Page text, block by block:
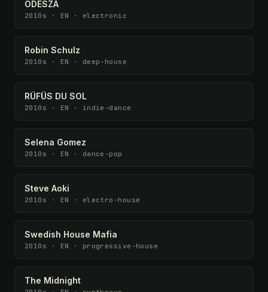
ODESZA
2010s · EN · electronic
Robin Schulz
2010s · EN · deep-house
RÜFÜS DU SOL
2010s · EN · indie-dance
Selena Gomez
2010s · EN · dance-pop
Steve Aoki
2010s · EN · electro-house
Swedish House Mafia
2010s · EN · progressive-house
The Midnight